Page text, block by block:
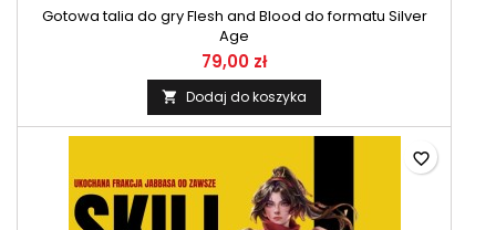
Gotowa talia do gry Flesh and Blood do formatu Silver
Age
79,00 zł
 Dodaj do koszyka
favorite_border